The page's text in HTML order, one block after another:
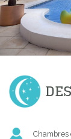
Chambres